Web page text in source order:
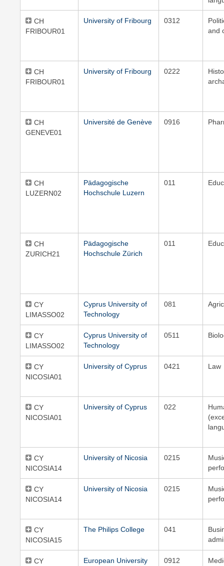
CH
FRIBOUR01
University of Fribourg 0312
and
CH
FRIBOUR01
University of Fribourg 0222
CH
GENEVE01
Université de Genève 0916
CH
LUZERN02
Pädagogische
Hochschule Luzern
011
CH
ZURICH21
Pädagogische
Hochschule Zürich
011
CY
LIMASSO02
Cyprus University of
Technology
081
CY
LIMASSO02
Cyprus University of
Technology
0511
CY
NICOSIA01
University of Cyprus 0421 Law
CY
NICOSIA01
University of Cyprus 022
CY
NICOSIA14
University of Nicosia 0215
CY
NICOSIA14
University of Nicosia 0215
CY
NICOSIA15
The Philips College 041
CY
European University
0912